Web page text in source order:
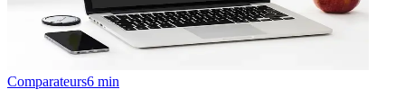
Comparateurs6 min